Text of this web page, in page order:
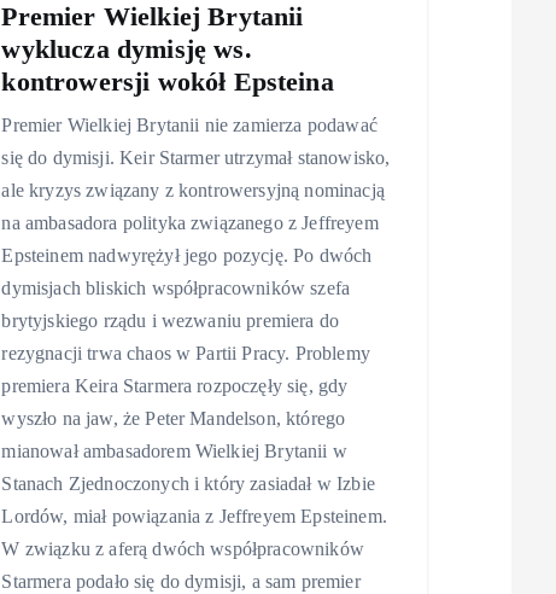
Premier Wielkiej Brytanii
wyklucza dymisję ws.
kontrowersji wokół Epsteina
Premier Wielkiej Brytanii nie zamierza podawać
się do dymisji. Keir Starmer utrzymał stanowisko,
ale kryzys związany z kontrowersyjną nominacją
na ambasadora polityka związanego z Jeffreyem
Epsteinem nadwyrężył jego pozycję. Po dwóch
dymisjach bliskich współpracowników szefa
brytyjskiego rządu i wezwaniu premiera do
rezygnacji trwa chaos w Partii Pracy. Problemy
premiera Keira Starmera rozpoczęły się, gdy
wyszło na jaw, że Peter Mandelson, którego
mianował ambasadorem Wielkiej Brytanii w
Stanach Zjednoczonych i który zasiadał w Izbie
Lordów, miał powiązania z Jeffreyem Epsteinem.
W związku z aferą dwóch współpracowników
Starmera podało się do dymisji, a sam premier